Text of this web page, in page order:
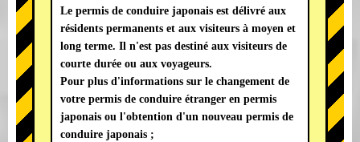
Le permis de conduire japonais est délivré aux
résidents permanents et aux visiteurs à moyen et
long terme. Il n'est pas destiné aux visiteurs de
courte durée ou aux voyageurs.
Pour plus d'informations sur le changement de
votre permis de conduire étranger en permis
japonais ou l'obtention d'un nouveau permis de
conduire japonais ;